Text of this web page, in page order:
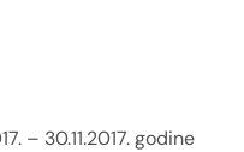
– 30.11.2017. godine